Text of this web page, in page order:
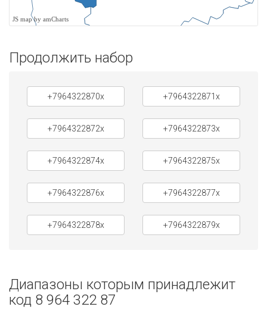
JS map by amCharts
Продолжить набор
+7964322870x +7964322871x
+7964322872x +7964322873x
+7964322874x +7964322875x
+7964322876x +7964322877x
+7964322878x +7964322879x
Диапазоны которым принадлежит
код 8 964 322 87